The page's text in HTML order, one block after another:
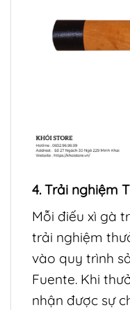
4. Trải nghiệm
Mỗi điếu xì gà
trải nghiệm
vào quy trình
Fuente. Khi
nhận được sự